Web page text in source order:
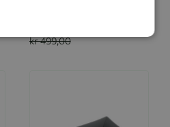
kr 499,00